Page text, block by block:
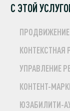
С ЭТОЙ
КОНТЕКСТНАЯ
УПРАВЛЕНИЕ
КОНТЕНТ-
ЮЗАБИЛИТИ-